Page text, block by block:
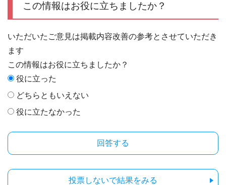
この情報はお役に立ちましたか？
いただいたご意見は掲載内容改善の参考とさせていただき
ます
この情報はお役に立ちましたか？
役に立った
どちらともいえない
役に立たなかった
投票しないで結果をみる